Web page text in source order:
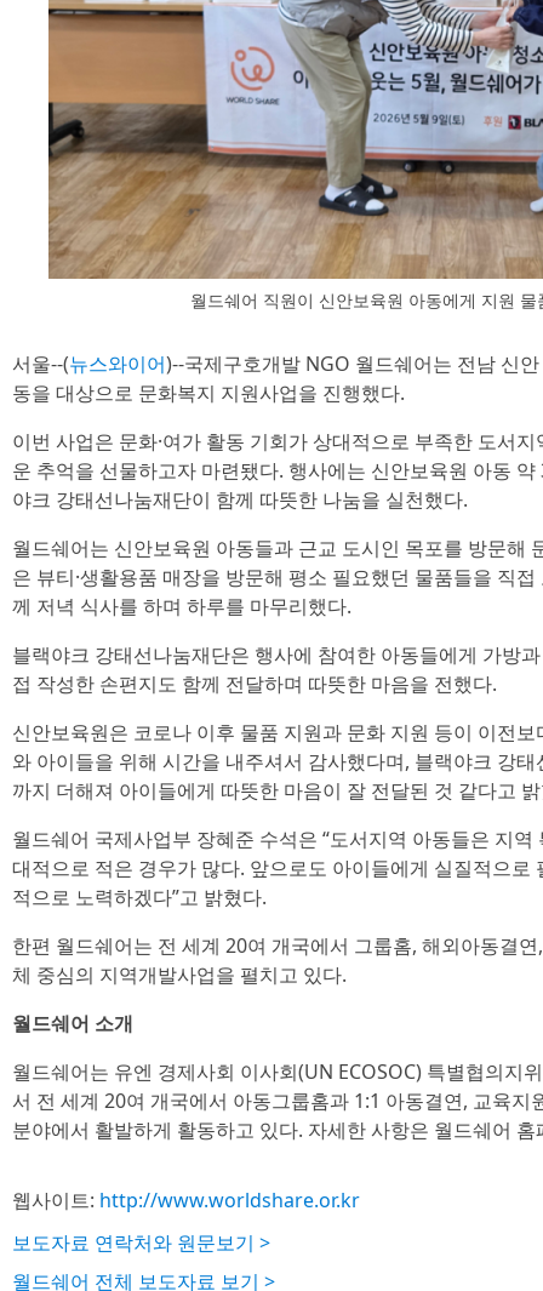
월드쉐어 직원이 신안보육원 아동에게 지원
서울--(뉴스와이어)--국제구호개발 NGO 월드쉐어는 전남 신
동을 대상으로 문화복지 지원사업을 진행했다.
이번 사업은 문화·여가 활동 기회가 상대적으로 부족한 도서
운 추억을 선물하고자 마련됐다. 행사에는 신안보육원 아동
야크 강태선나눔재단이 함께 따뜻한 나눔을 실천했다.
월드쉐어는 신안보육원 아동들과 근교 도시인 목포를 방문해
은 뷰티·생활용품 매장을 방문해 평소 필요했던 물품들을 직
께 저녁 식사를 하며 하루를 마무리했다.
블랙야크 강태선나눔재단은 행사에 참여한 아동들에게 가방
접 작성한 손편지도 함께 전달하며 따뜻한 마음을 전했다.
신안보육원은 코로나 이후 물품 지원과 문화 지원 등이 이전
와 아이들을 위해 시간을 내주셔서 감사했다며, 블랙야크 강
까지 더해져 아이들에게 따뜻한 마음이 잘 전달된 것 같다고
월드쉐어 국제사업부 장혜준 수석은 “도서지역 아동들은 지
대적으로 적은 경우가 많다. 앞으로도 아이들에게 실질적으로
적으로 노력하겠다”고 밝혔다.
한편 월드쉐어는 전 세계 20여 개국에서 그룹홈, 해외아동결
체 중심의 지역개발사업을 펼치고 있다.
월드쉐어 소개
월드쉐어는 유엔 경제사회 이사회(UN ECOSOC) 특별협의지
서 전 세계 20여 개국에서 아동그룹홈과 1:1 아동결연, 교육
분야에서 활발하게 활동하고 있다. 자세한 사항은 월드쉐어
웹사이트: http://www.worldshare.or.kr
보도자료 연락처와 원문보기 >
월드쉐어 전체 보도자료 보기 >